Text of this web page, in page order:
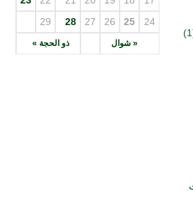
« شوال ذو الحجة »
24
25
26
27
28
29